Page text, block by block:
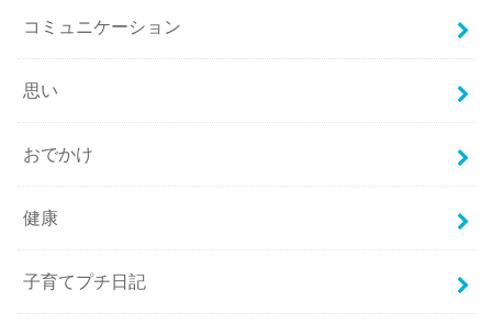
コミュニケーション
思い
おでかけ
健康
子育てプチ日記